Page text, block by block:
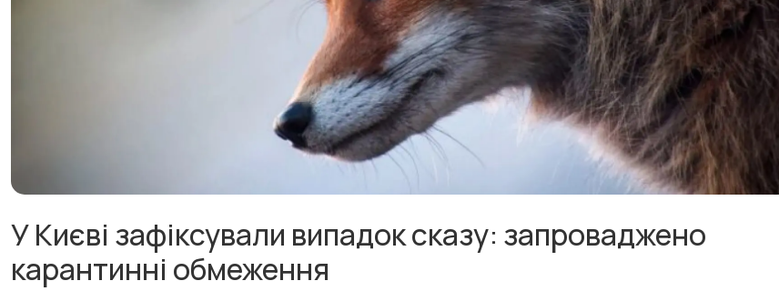
У Києві зафіксували випадок сказу: запроваджено
карантинні обмеження